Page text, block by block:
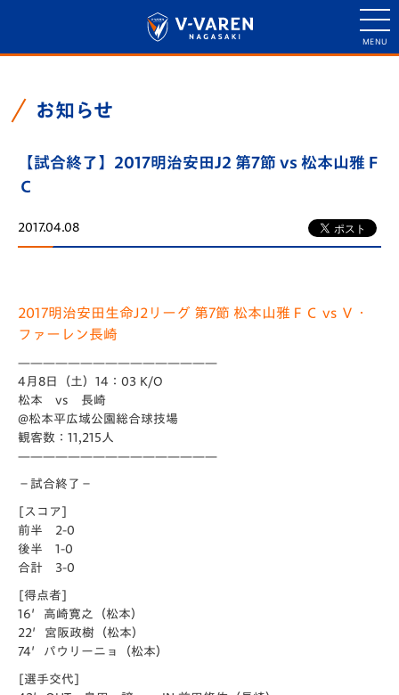
お知らせ
【試合終了】2017明治安田J2 第7節 vs 松本山雅Ｆ
Ｃ
2017.04.08
2017明治安田生命J2リーグ 第7節 松本山雅ＦＣ vs Ｖ・
ファーレン長崎
————————————————
4月8日（土）14：03 K/O
松本 vs 長崎
@松本平広域公園総合球技場
観客数：11,215人
————————————————
－試合終了－
[スコア]
前半 2-0
後半 1-0
合計 3-0
[得点者]
16′高崎寛之（松本）
22′宮阪政樹（松本）
74′パウリーニョ（松本）
[選手交代]